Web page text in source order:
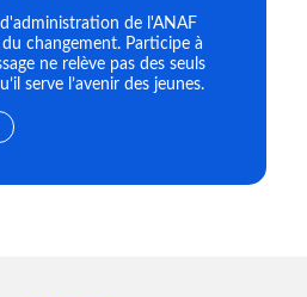
d'administration de l'ANAF
changement. Participe à
ne relève pas des seuls
serve l’avenir des jeunes.